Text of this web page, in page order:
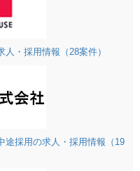
・採用情報（28案件）
採用の求人・採用情報（19